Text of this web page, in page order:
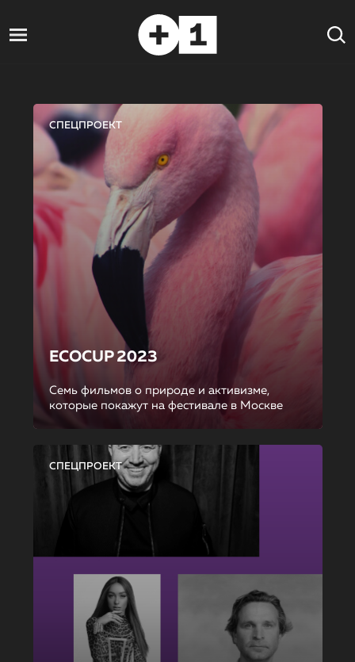
СПЕЦПРОЕКТ
ECOCUP 2023
Семь фильмов о природе и активизме,
которые покажут на фестивале в Москве
СПЕЦПРОЕКТ